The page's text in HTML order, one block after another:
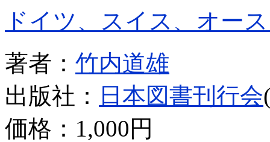
ドイツ、スイス、オー
著者： 竹内道雄
出版社：
日本図書刊行会
価格： 1,000円